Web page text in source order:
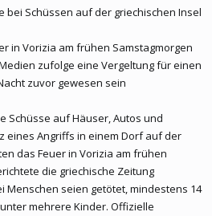
bei Schüssen auf der griechischen Insel
in Vorizia am frühen Samstagmorgen
zufolge eine Vergeltung für einen
zuvor gewesen sein
Schüsse auf Häuser, Autos und
eines Angriffs in einem Dorf auf der
das Feuer in Vorizia am frühen
die griechische Zeitung
Menschen seien getötet, mindestens 14
mehrere Kinder. Offizielle